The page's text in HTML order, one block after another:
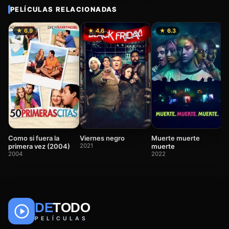
PELÍCULAS RELACIONADAS
★ 6.9
Como si fuera la
primera vez (2004)
2004
★ 4.6
Viernes negro
2021
★ 6.3
Muerte muerte
muerte
2022
DETODO
PELÍCULAS
🎬
Películas